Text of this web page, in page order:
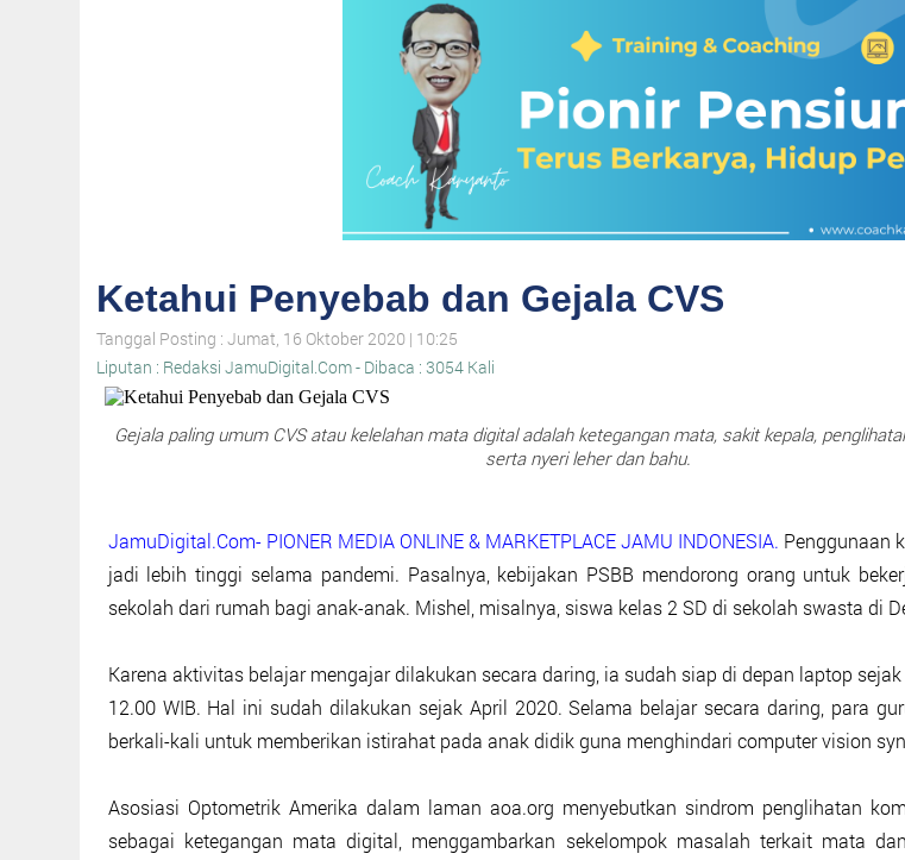
Ketahui Penyebab dan Gejala CVS
Tanggal Posting : Jumat, 16 Oktober 2020 | 10:25
Liputan : Redaksi JamuDigital.Com - Dibaca : 3054 Kali
Gejala paling umum CVS atau kelelahan mata digital adalah ketegangan mata, sakit kepala,
serta nyeri leher dan bahu.
JamuDigital.Com- PIONER MEDIA ONLINE & MARKETPLACE JAMU INDONESIA. Penggunaan
jadi lebih tinggi selama pandemi. Pasalnya, kebijakan PSBB mendorong orang untuk
sekolah dari rumah bagi anak-anak. Mishel, misalnya, siswa kelas 2 SD di sekolah swasta di
Karena aktivitas belajar mengajar dilakukan secara daring, ia sudah siap di depan laptop
12.00 WIB. Hal ini sudah dilakukan sejak April 2020. Selama belajar secara daring, para
berkali-kali untuk memberikan istirahat pada anak didik guna menghindari computer vision
Asosiasi Optometrik Amerika dalam laman aoa.org menyebutkan sindrom penglihatan
sebagai ketegangan mata digital, menggambarkan sekelompok masalah terkait mata